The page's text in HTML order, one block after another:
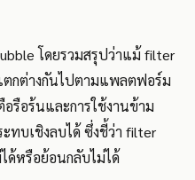
โดยรวมสรุปว่าแม้ filter
ตกต่างกันไปตามแพลตฟอร์ม
รือร้นและการใช้งานข้าม
ทบเชิงลบได้ ซึ่งชี้ว่า filter
ด้หรือย้อนกลับไม่ได้